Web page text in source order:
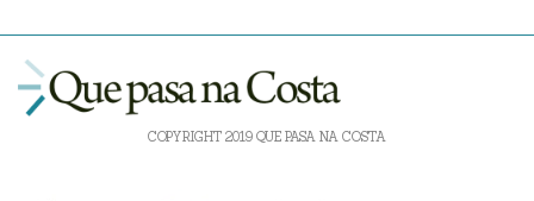
COPYRIGHT 2019 QUE PASA NA COSTA